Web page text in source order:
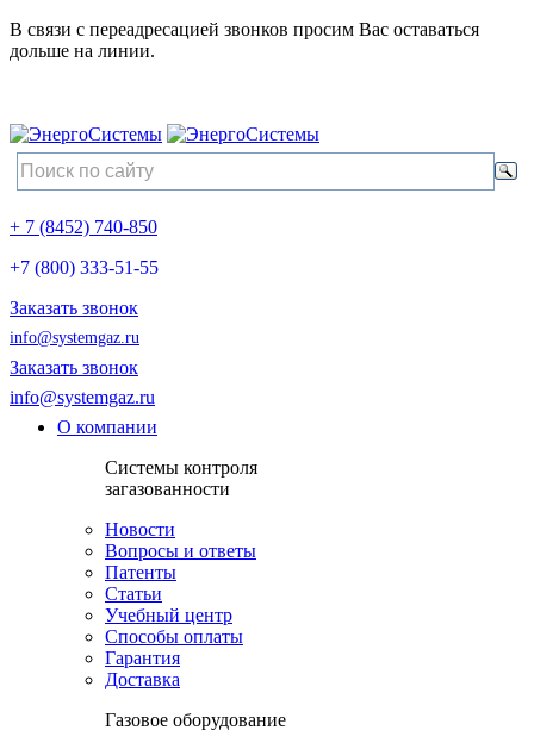
В связи с переадресацией звонков просим Вас оставаться
дольше на линии.
+ 7 (8452) 740-850
+7 (800) 333-51-55
Заказать звонок
info@systemgaz.ru
Заказать звонок
info@systemgaz.ru
О компании
Системы контроля
загазованности
Новости
Вопросы и ответы
Патенты
Статьи
Учебный центр
Способы оплаты
Гарантия
Доставка
Газовое оборудование